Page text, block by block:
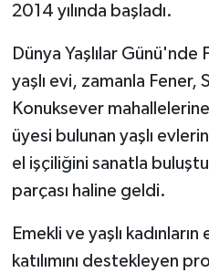
2014 yılında başladı.
Dünya Yaşlılar Günü'nde
yaşlı evi, zamanla Fener,
Konuksever
üyesi bulunan yaşlı
el işçiliğini sanatla
parçası haline geldi.
Emekli ve yaşlı
katılımını destekleyen